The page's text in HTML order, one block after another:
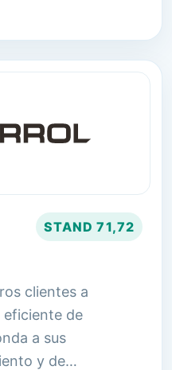
STAND71,72
clientes a
eficiente de
a sus
y de